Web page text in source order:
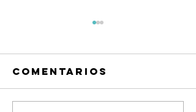
Comentarios